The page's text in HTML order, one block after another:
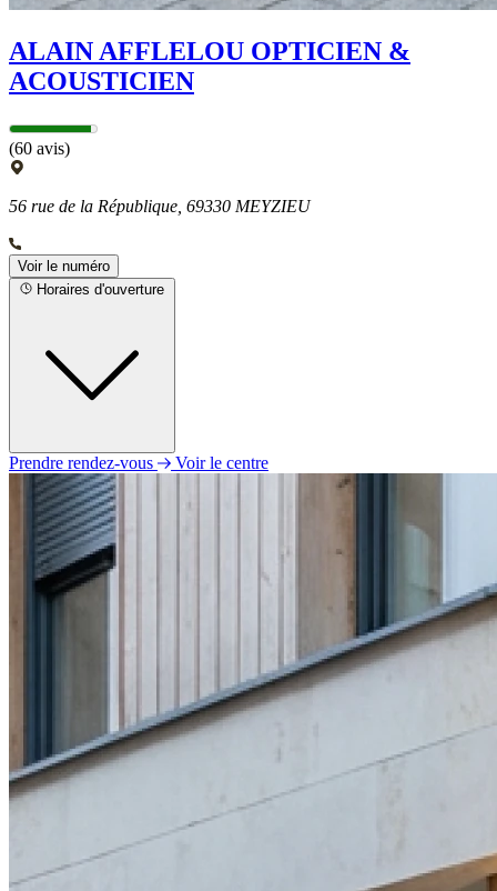
ALAIN AFFLELOU OPTICIEN &
ACOUSTICIEN
(60 avis)
56 rue de la République, 69330 MEYZIEU
Voir le numéro
Horaires d'ouverture
Lundi
11h00 - 19h00
Mardi
09h00 - 19h00
Mercredi
09h00 - 19h00
Jeudi
Fermé
Prendre rendez-vous Voir le centre